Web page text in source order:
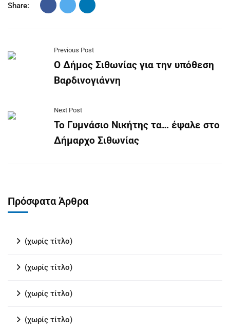
Share:
Previous Post
Ο Δήμος Σιθωνίας για την υπόθεση
Βαρδινογιάννη
Next Post
Το Γυμνάσιο Νικήτης τα… έψαλε στο
Δήμαρχο Σιθωνίας
Πρόσφατα Άρθρα
(χωρίς τίτλο)
(χωρίς τίτλο)
(χωρίς τίτλο)
(χωρίς τίτλο)